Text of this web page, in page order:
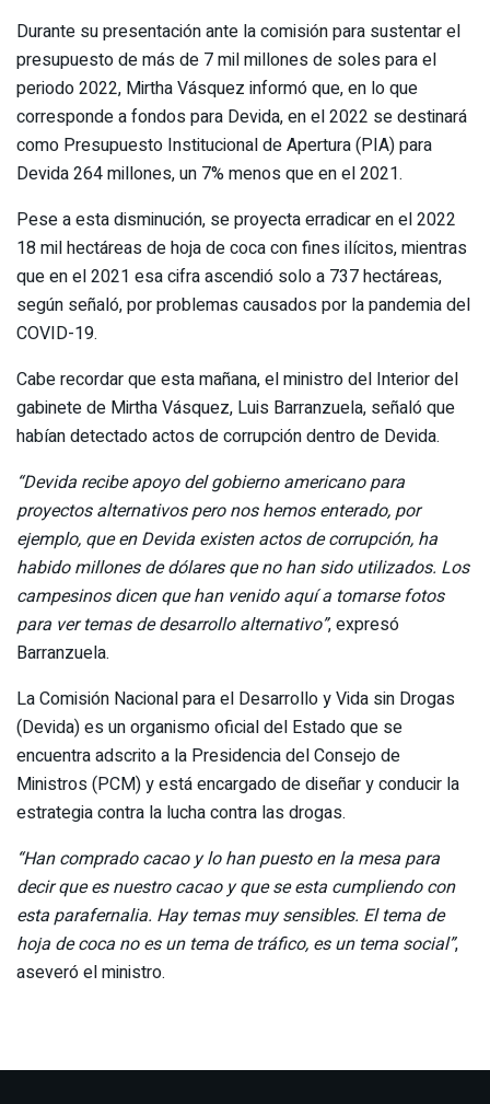
Durante su presentación ante la comisión para sustentar el
presupuesto de más de 7 mil millones de soles para el
periodo 2022, Mirtha Vásquez informó que, en lo que
corresponde a fondos para Devida, en el 2022 se destinará
como Presupuesto Institucional de Apertura (PIA) para
Devida 264 millones, un 7% menos que en el 2021.
Pese a esta disminución, se proyecta erradicar en el 2022
18 mil hectáreas de hoja de coca con fines ilícitos, mientras
que en el 2021 esa cifra ascendió solo a 737 hectáreas,
según señaló, por problemas causados por la pandemia del
COVID-19.
Cabe recordar que esta mañana, el ministro del Interior del
gabinete de Mirtha Vásquez, Luis Barranzuela, señaló que
habían detectado actos de corrupción dentro de Devida.
“Devida recibe apoyo del gobierno americano para
proyectos alternativos pero nos hemos enterado, por
ejemplo, que en Devida existen actos de corrupción, ha
habido millones de dólares que no han sido utilizados. Los
campesinos dicen que han venido aquí a tomarse fotos
para ver temas de desarrollo alternativo”, expresó
Barranzuela.
La Comisión Nacional para el Desarrollo y Vida sin Drogas
(Devida) es un organismo oficial del Estado que se
encuentra adscrito a la Presidencia del Consejo de
Ministros (PCM) y está encargado de diseñar y conducir la
estrategia contra la lucha contra las drogas.
“Han comprado cacao y lo han puesto en la mesa para
decir que es nuestro cacao y que se esta cumpliendo con
esta parafernalia. Hay temas muy sensibles. El tema de
hoja de coca no es un tema de tráfico, es un tema social”,
aseveró el ministro.